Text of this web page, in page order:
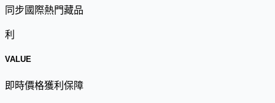
同步國際熱門藏品
利
VALUE
即時價格獲利保障